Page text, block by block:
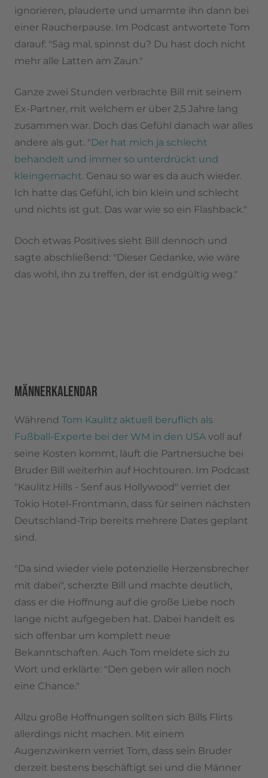
ignorieren, plauderte und umarmte ihn dann bei
einer Raucherpause. Im Podcast antwortete Tom
darauf: "Sag mal, spinnst du? Du hast doch nicht
mehr alle Latten am Zaun."
Ganze zwei Stunden verbrachte Bill mit seinem
Ex-Partner, mit welchem er über 2,5 Jahre lang
zusammen war. Doch das Gefühl danach war alles
andere als gut. "Der hat mich ja schlecht
behandelt und immer so unterdrückt und
kleingemacht. Genau so war es da auch wieder.
Ich hatte das Gefühl, ich bin klein und schlecht
und nichts ist gut. Das war wie so ein Flashback."
Doch etwas Positives sieht Bill dennoch und
sagte abschließend: "Dieser Gedanke, wie wäre
das wohl, ihn zu treffen, der ist endgültig weg."
MÄNNERKALENDAR
Während Tom Kaulitz aktuell beruflich als
Fußball-Experte bei der WM in den USA voll auf
seine Kosten kommt, läuft die Partnersuche bei
Bruder Bill weiterhin auf Hochtouren. Im Podcast
"Kaulitz Hills - Senf aus Hollywood" verriet der
Tokio Hotel-Frontmann, dass für seinen nächsten
Deutschland-Trip bereits mehrere Dates geplant
sind.
"Da sind wieder viele potenzielle Herzensbrecher
mit dabei", scherzte Bill und machte deutlich,
dass er die Hoffnung auf die große Liebe noch
lange nicht aufgegeben hat. Dabei handelt es
sich offenbar um komplett neue
Bekanntschaften. Auch Tom meldete sich zu
Wort und erklärte: "Den geben wir allen noch
eine Chance."
Allzu große Hoffnungen sollten sich Bills Flirts
allerdings nicht machen. Mit einem
Augenzwinkern verriet Tom, dass sein Bruder
derzeit bestens beschäftigt sei und die Männer